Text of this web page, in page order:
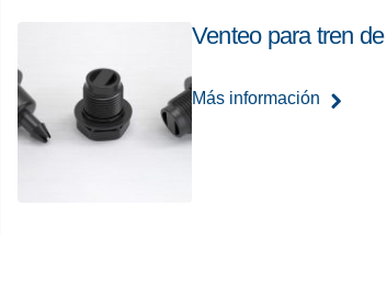
Venteo para tren
Más información